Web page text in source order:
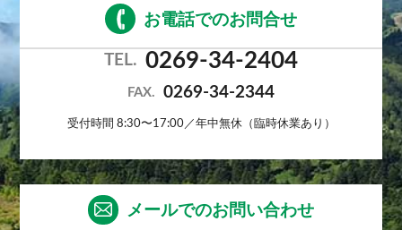
お電話でのお問合せ
TEL. 0269-34-2404
FAX. 0269-34-2344
受付時間 8:30〜17:00／年中無休（臨時休業あり）
メールでのお問い合わせ